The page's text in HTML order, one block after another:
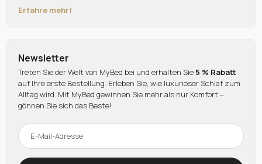
Erfahre mehr!
Newsletter
Treten Sie der Welt von MyBed bei und erhalten Sie5 % Rabatt
auf Ihre erste Bestellung. Erleben Sie, wie luxuriöser Schlaf zum
Alltag wird. Mit MyBed gewinnen Sie mehr als nur Komfort –
gönnen Sie sich das Beste!